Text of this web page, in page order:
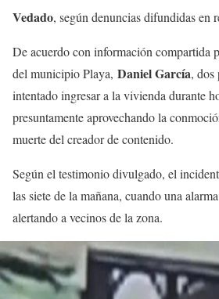
Vedado, según denuncias difundidas en
De acuerdo con información compartida
del municipio Playa, Daniel García, dos
intentado ingresar a la vivienda durante
presuntamente aprovechando la
muerte del creador de contenido.
Según el testimonio divulgado, el
las siete de la mañana, cuando una
alertando a vecinos de la zona.